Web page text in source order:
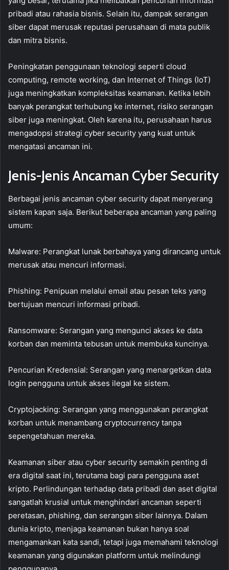
pribadi atau rahasia bisnis. Selain itu, dampak serangan
siber dapat merusak reputasi perusahaan di mata publik
dan mitra bisnis.
Peningkatan penggunaan teknologi seperti cloud
computing, remote working, dan Internet of Things (IoT)
juga meningkatkan kompleksitas keamanan. Ketika lebih
banyak perangkat terhubung ke internet, risiko serangan
siber juga meningkat. Oleh karena itu, perusahaan harus
mengadopsi strategi cyber security yang kuat untuk
mengatasi ancaman ini.
Jenis-Jenis Ancaman Cyber Security
Berbagai jenis ancaman cyber security dapat menyerang
sistem kapan saja. Berikut beberapa ancaman yang paling
umum:
Malware: Perangkat lunak berbahaya yang dirancang untuk
merusak atau mencuri informasi.
Phishing: Penipuan melalui email atau pesan teks yang
bertujuan mencuri informasi pribadi.
Ransomware: Serangan yang mengunci akses ke data
korban dan meminta tebusan untuk membuka kuncinya.
Pencurian Kredensial: Serangan yang menargetkan data
login pengguna untuk akses ilegal ke sistem.
Cryptojacking: Serangan yang menggunakan perangkat
korban untuk menambang cryptocurrency tanpa
sepengetahuan mereka.
Keamanan siber atau cyber security semakin penting di
era digital saat ini, terutama bagi para pengguna aset
kripto. Perlindungan terhadap data pribadi dan aset digital
sangatlah krusial untuk menghindari ancaman seperti
peretasan, phishing, dan serangan siber lainnya. Dalam
dunia kripto, menjaga keamanan bukan hanya soal
mengamankan kata sandi, tetapi juga memahami teknologi
keamanan yang digunakan platform untuk melindungi